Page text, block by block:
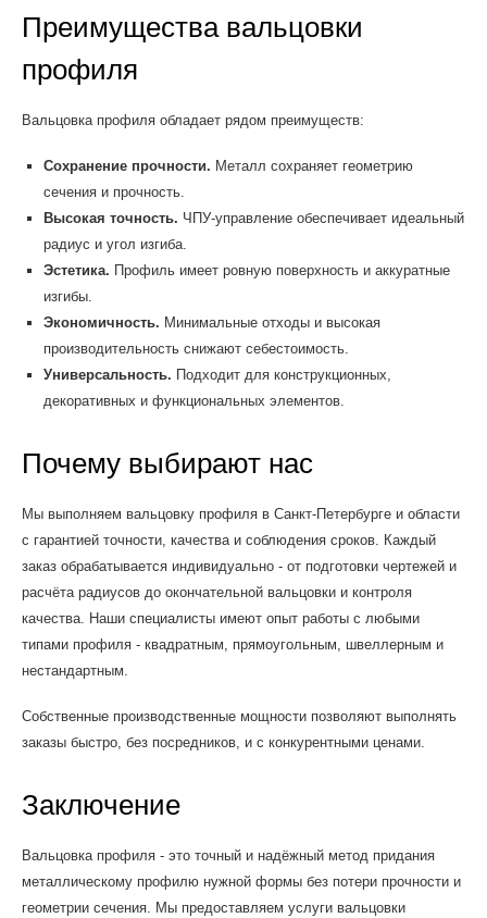
Преимущества вальцовки
профиля
Вальцовка профиля обладает рядом преимуществ:
Сохранение прочности. Металл сохраняет геометрию
сечения и прочность.
Высокая точность. ЧПУ-управление обеспечивает идеальный
радиус и угол изгиба.
Эстетика. Профиль имеет ровную поверхность и аккуратные
изгибы.
Экономичность. Минимальные отходы и высокая
производительность снижают себестоимость.
Универсальность. Подходит для конструкционных,
декоративных и функциональных элементов.
Почему выбирают нас
Мы выполняем вальцовку профиля в Санкт-Петербурге и области
с гарантией точности, качества и соблюдения сроков. Каждый
заказ обрабатывается индивидуально - от подготовки чертежей и
расчёта радиусов до окончательной вальцовки и контроля
качества. Наши специалисты имеют опыт работы с любыми
типами профиля - квадратным, прямоугольным, швеллерным и
нестандартным.
Собственные производственные мощности позволяют выполнять
заказы быстро, без посредников, и с конкурентными ценами.
Заключение
Вальцовка профиля - это точный и надёжный метод придания
металлическому профилю нужной формы без потери прочности и
геометрии сечения. Мы предоставляем услуги вальцовки